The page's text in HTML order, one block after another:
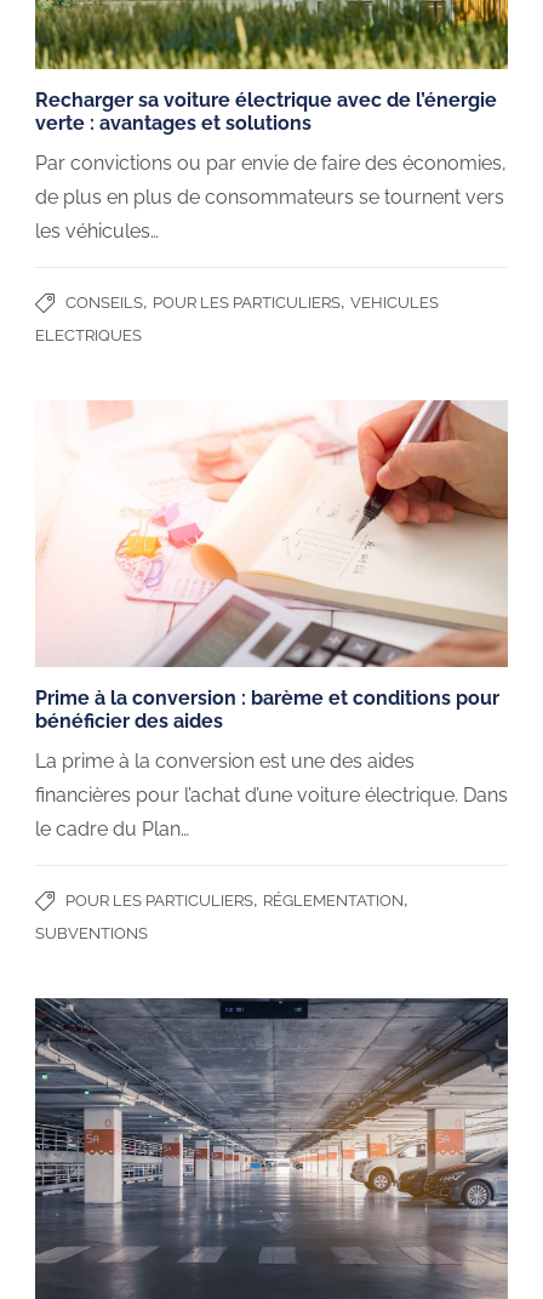
Recharger sa voiture électrique avec de l’énergie
verte : avantages et solutions
Par convictions ou par envie de faire des économies,
de plus en plus de consommateurs se tournent vers
les véhicules…
CONSEILS, POUR LES PARTICULIERS, VEHICULES
ELECTRIQUES
Prime à la conversion : barème et conditions pour
bénéficier des aides
La prime à la conversion est une des aides
financières pour l’achat d’une voiture électrique. Dans
le cadre du Plan…
POUR LES PARTICULIERS, RÉGLEMENTATION,
SUBVENTIONS